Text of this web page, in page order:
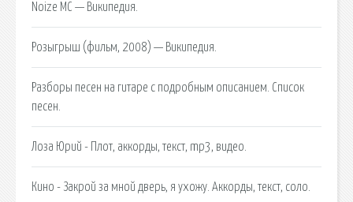
Noize MC — Википедия.
Розыгрыш (фильм, 2008) — Википедия.
Разборы песен на гитаре с подробным описанием. Список
песен.
Лоза Юрий - Плот, аккорды, текст, mp3, видео.
Кино - Закрой за мной дверь, я ухожу. Аккорды, текст, соло.